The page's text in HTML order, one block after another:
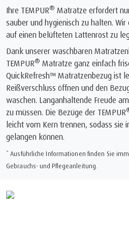
Ihre TEMPUR® Matratze erfordert
sauber und hygienisch zu halten.
auf einen belüfteten Lattenrost zu
Dank unserer waschbaren
TEMPUR® Matratze ganz einfach
QuickRefresh™ Matratzenbezug ist
Reißverschluss öffnen und den
waschen. Langanhaltende Freude
zu müssen. Die Bezüge der TEMPUR
leicht vom Kern trennen, sodass sie
gelangen können.
* Ausführliche Informationen finden Sie
Gebrauchs- und Pflegeanleitung.